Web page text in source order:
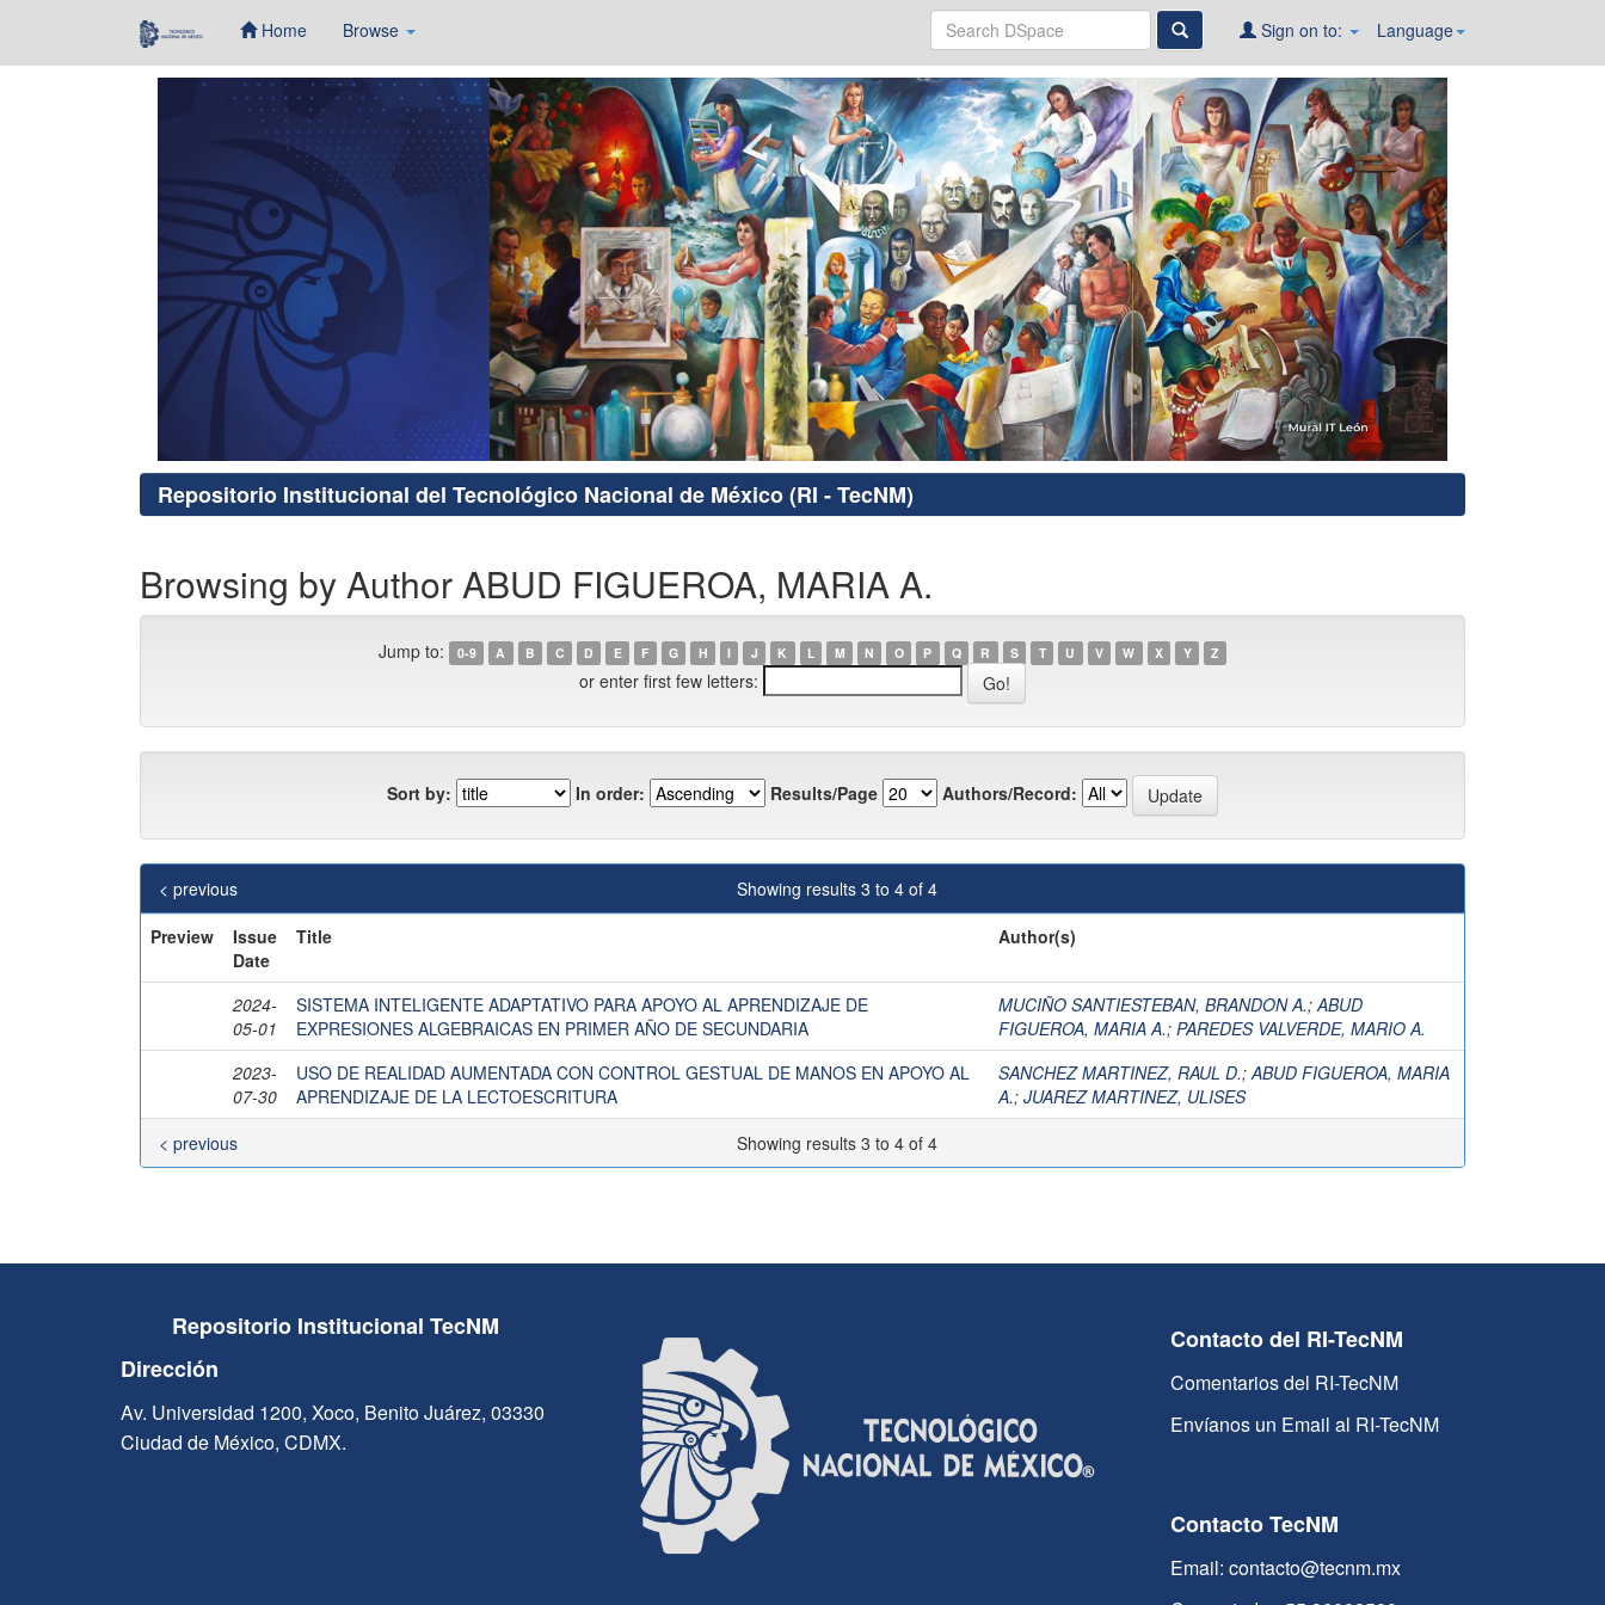
Home Browse Language
Sign on to:
Repositorio Institucional del Tecnológico Nacional de México (RI - TecNM)
Browsing by Author ABUD FIGUEROA, MARIA A.
Jump to: 0-9 A B C D E F G H I J K L M N O P Q R S T U V W X Y Z
or enter first few letters:
Sort by: In order: Results/Page Authors/Record:
Showing results 3 to 4 of 4
< previous
Preview
Issue
Date
Title Author(s)
2024-
05-01
SISTEMA INTELIGENTE ADAPTATIVO PARA APOYO AL APRENDIZAJE DE
EXPRESIONES ALGEBRAICAS EN PRIMER AÑO DE SECUNDARIA
MUCIÑO SANTIESTEBAN, BRANDON A.;ABUD
FIGUEROA, MARIA A.; PAREDES VALVERDE, MARIO A.
2023-
07-30
USO DE REALIDAD AUMENTADA CON CONTROL GESTUAL DE MANOS EN APOYO AL
APRENDIZAJE DE LA LECTOESCRITURA
SANCHEZ MARTINEZ, RAUL D.;ABUD FIGUEROA, MARIA
A.; JUAREZ MARTINEZ, ULISES
Showing results 3 to 4 of 4
< previous
Repositorio Institucional TecNM
Dirección
Av. Universidad 1200, Xoco, Benito Juárez, 03330
Ciudad de México, CDMX.
Contacto del RI-TecNM
Comentarios del RI-TecNM
Envíanos un Email al RI-TecNM
Contacto TecNM
Email: contacto@tecnm.mx